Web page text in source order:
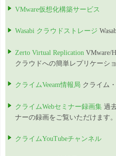
VMware仮想化構築サービス
Wasabi クラウドストレージ
Zerto Virtual Replication VMware/
クラウドへの簡単レプリケーシ
クライムVeeam情報局 クライム
クライムWebセミナー録画集 過
ナーの録画をご覧いただけます。
クライムYouTubeチャンネル